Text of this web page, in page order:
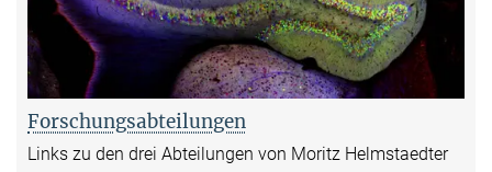
Forschungsabteilungen
Links zu den drei Abteilungen von Moritz Helmstaedter